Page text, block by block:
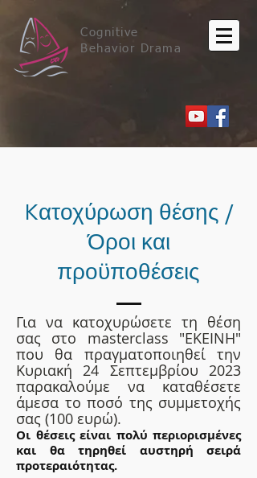
Cognitive
Behavior Drama
Kατοχύρωση θέσης /
Όροι και
προϋποθέσεις
Για να κατοχυρώσετε τη θέση
σας στο masterclass "ΕΚΕΙΝΗ"
που θα πραγματοποιηθεί την
Κυριακή 24 Σεπτεμβρίου 2023
παρακαλούμε να καταθέσετε
άμεσα το ποσό της συμμετοχής
σας (100 ευρώ).
Οι θέσεις είναι πολύ περιορισμένες
και θα τηρηθεί αυστηρή σειρά
προτεραιότητας.